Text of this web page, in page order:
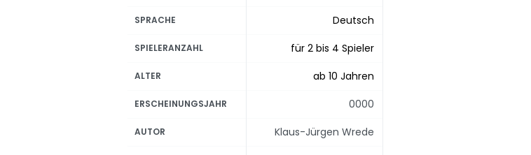
SPRACHE Deutsch
SPIELERANZAHL für 2 bis 4 Spieler
ALTER ab 10 Jahren
ERSCHEINUNGSJAHR 0000
AUTOR Klaus-Jürgen Wrede